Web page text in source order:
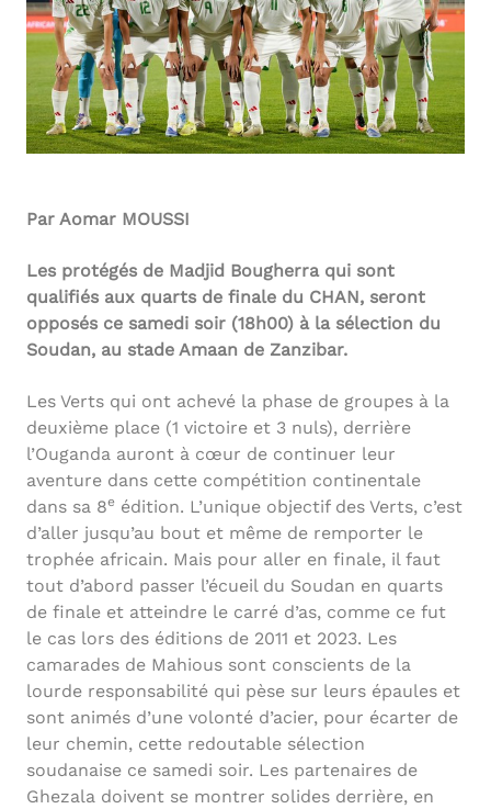
Par Aomar MOUSSI
Les protégés de Madjid Bougherra qui sont
qualifiés aux quarts de finale du CHAN, seront
opposés ce samedi soir (18h00) à la sélection du
Soudan, au stade Amaan de Zanzibar.
Les Verts qui ont achevé la phase de groupes à la
deuxième place (1 victoire et 3 nuls), derrière
l’Ouganda auront à cœur de continuer leur
aventure dans cette compétition continentale
dans sa 8e édition. L’unique objectif des Verts, c’est
d’aller jusqu’au bout et même de remporter le
trophée africain. Mais pour aller en finale, il faut
tout d’abord passer l’écueil du Soudan en quarts
de finale et atteindre le carré d’as, comme ce fut
le cas lors des éditions de 2011 et 2023. Les
camarades de Mahious sont conscients de la
lourde responsabilité qui pèse sur leurs épaules et
sont animés d’une volonté d’acier, pour écarter de
leur chemin, cette redoutable sélection
soudanaise ce samedi soir. Les partenaires de
Ghezala doivent se montrer solides derrière, en